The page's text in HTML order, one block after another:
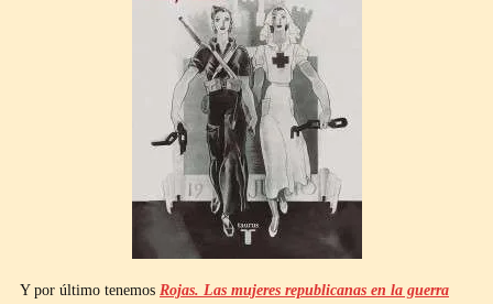
Y por último tenemos Rojas. Las mujeres republicanas en la guerra